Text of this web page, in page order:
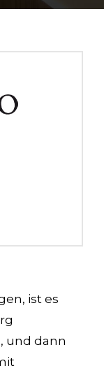
ist es
und dann